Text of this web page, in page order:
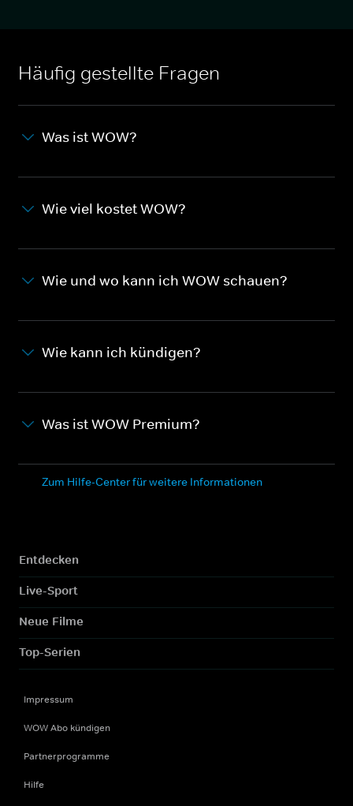
Häufig gestellte Fragen
Was ist WOW?
Wie viel kostet WOW?
Wie und wo kann ich WOW schauen?
Wie kann ich kündigen?
Was ist WOW Premium?
Zum Hilfe-Center für weitere Informationen
Entdecken
Live-Sport
Neue Filme
Top-Serien
Impressum
WOW Abo kündigen
Partnerprogramme
Hilfe